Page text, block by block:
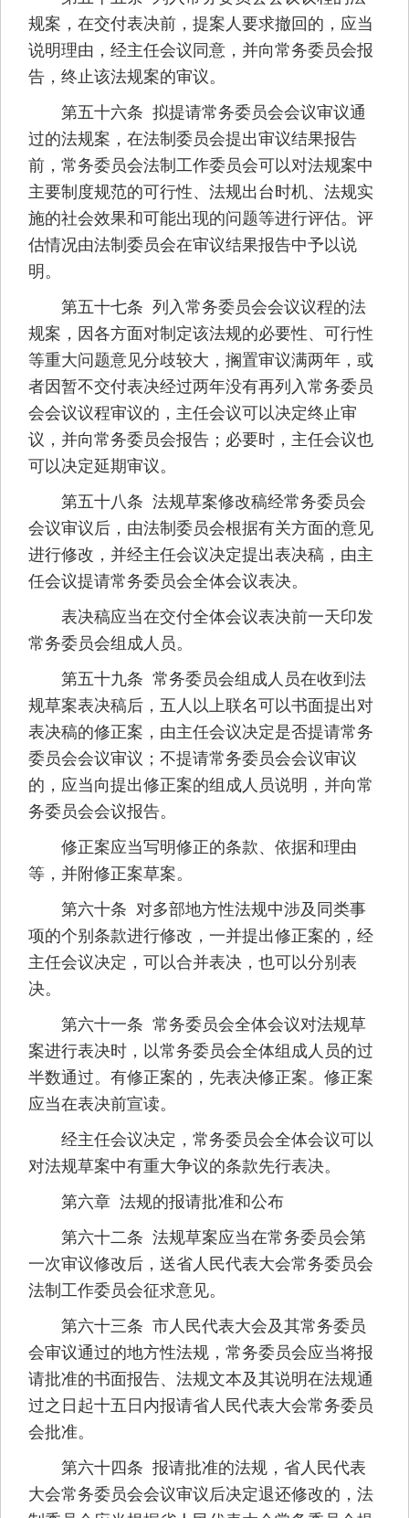
规案，在交付表决前，提案人要求撤回的，应当
说明理由，经主任会议同意，并向常务委员会报
告，终止该法规案的审议。
第五十六条 拟提请常务委员会会议审议通
过的法规案，在法制委员会提出审议结果报告
前，常务委员会法制工作委员会可以对法规案中
主要制度规范的可行性、法规出台时机、法规实
施的社会效果和可能出现的问题等进行评估。评
估情况由法制委员会在审议结果报告中予以说
明。
第五十七条 列入常务委员会会议议程的法
规案，因各方面对制定该法规的必要性、可行性
等重大问题意见分歧较大，搁置审议满两年，或
者因暂不交付表决经过两年没有再列入常务委员
会会议议程审议的，主任会议可以决定终止审
议，并向常务委员会报告；必要时，主任会议也
可以决定延期审议。
第五十八条 法规草案修改稿经常务委员会
会议审议后，由法制委员会根据有关方面的意见
进行修改，并经主任会议决定提出表决稿，由主
任会议提请常务委员会全体会议表决。
表决稿应当在交付全体会议表决前一天印发
常务委员会组成人员。
第五十九条 常务委员会组成人员在收到法
规草案表决稿后，五人以上联名可以书面提出对
表决稿的修正案，由主任会议决定是否提请常务
委员会会议审议；不提请常务委员会会议审议
的，应当向提出修正案的组成人员说明，并向常
务委员会会议报告。
修正案应当写明修正的条款、依据和理由
等，并附修正案草案。
第六十条 对多部地方性法规中涉及同类事
项的个别条款进行修改，一并提出修正案的，经
主任会议决定，可以合并表决，也可以分别表
决。
第六十一条 常务委员会全体会议对法规草
案进行表决时，以常务委员会全体组成人员的过
半数通过。有修正案的，先表决修正案。修正案
应当在表决前宣读。
经主任会议决定，常务委员会全体会议可以
对法规草案中有重大争议的条款先行表决。
第六章 法规的报请批准和公布
第六十二条 法规草案应当在常务委员会第
一次审议修改后，送省人民代表大会常务委员会
法制工作委员会征求意见。
第六十三条 市人民代表大会及其常务委员
会审议通过的地方性法规，常务委员会应当将报
请批准的书面报告、法规文本及其说明在法规通
过之日起十五日内报请省人民代表大会常务委员
会批准。
第六十四条 报请批准的法规，省人民代表
大会常务委员会会议审议后决定退还修改的，法